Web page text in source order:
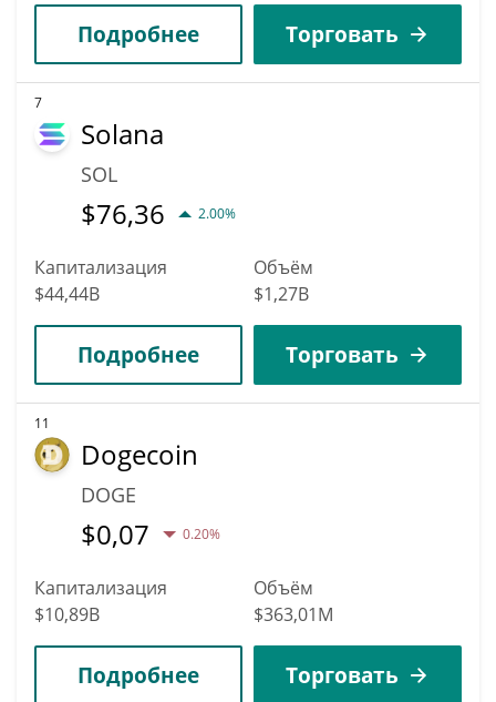
Подробнее Торговать
7
Solana
SOL
$76,36 2.00%
Капитализация
$44,44B
Объём
$1,27B
Подробнее Торговать
11
Dogecoin
DOGE
$0,07 0.20%
Капитализация
$10,89B
Объём
$363,01M
Подробнее Торговать